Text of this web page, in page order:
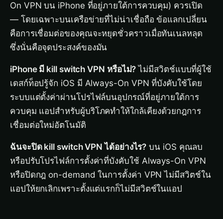
On VPN บน iPhone ที่อยู่ภายใต้การควบคุม) ควรเปิด
— โดยเฉพาะบนเครือข่ายที่ไม่น่าเชื่อถือ ข้อแลกเปลี่ยน
คือการเชื่อมต่อของคุณจะหยุดชั่วคราวเมื่อทันเนลหลุด
ซึ่งนั่นคือจุดประสงค์ของมัน
iPhone มี kill switch VPN หรือไม่? ไม่มีสวิตช์แบบที่ผู้ใช้
เดสก์ท็อปรู้จัก iOS มี Always-On VPN ที่บังคับใช้โดย
ระบบแต่ตั้งค่าผ่านโปรไฟล์บนอุปกรณ์ที่อยู่ภายใต้การ
ควบคุม แอปสำหรับผู้บริโภคทำให้ใกล้เคียงด้วยกฎการ
เชื่อมต่อใหม่อัตโนมัติ
ฉันจะปิด kill switch VPN ได้อย่างไร? บน iOS คุณลบ
หรือปรับโปรไฟล์การตั้งค่าที่บังคับใช้ Always-On VPN
หรือปิดกฎ on-demand ในการตั้งค่า VPN ไม่มีสวิตช์ใน
แอปให้ยกเลิกเพราะตั้งแต่แรกก็ไม่มีสวิตช์ในแอป